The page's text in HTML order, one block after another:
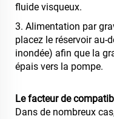
fluide visqueux.
3. Alimentation par
placez le réservoir au-
inondée) afin que la
épais vers la pompe.
Le facteur de
Dans de nombreux